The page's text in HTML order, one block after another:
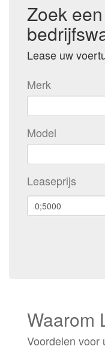
Zoek een
Lease uw
Merk
Model
Leaseprijs
Waarom
Voordelen voor